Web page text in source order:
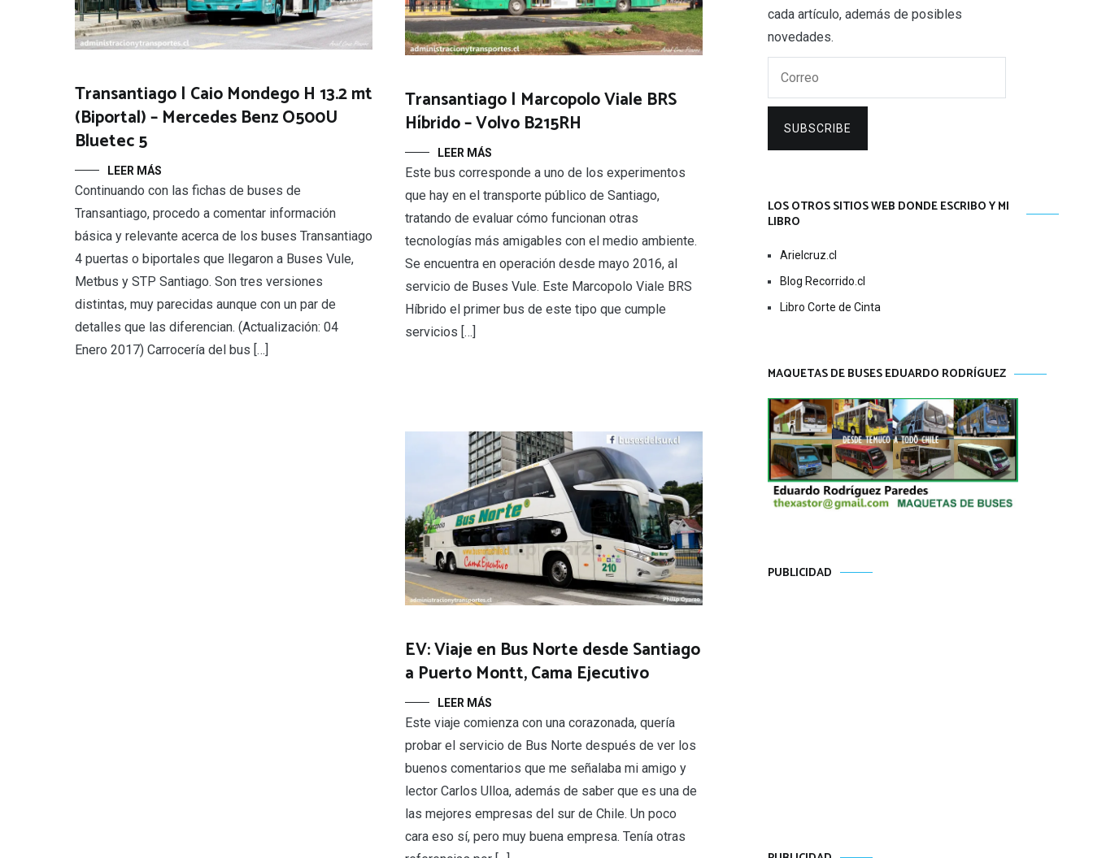
Transantiago | Caio Mondego H 13.2 mt
(Biportal) – Mercedes Benz O500U
Bluetec 5
LEER MÁS
Continuando con las fichas de buses de
Transantiago, procedo a comentar información
básica y relevante acerca de los buses Transantiago
4 puertas o biportales que llegaron a Buses Vule,
Metbus y STP Santiago. Son tres versiones
distintas, muy parecidas aunque con un par de
detalles que las diferencian. (Actualización: 04
Enero 2017) Carrocería del bus […]
Transantiago | Marcopolo Viale BRS
Híbrido – Volvo B215RH
LEER MÁS
Este bus corresponde a uno de los experimentos
que hay en el transporte público de Santiago,
tratando de evaluar cómo funcionan otras
tecnologías más amigables con el medio ambiente.
Se encuentra en operación desde mayo 2016, al
servicio de Buses Vule. Este Marcopolo Viale BRS
Híbrido el primer bus de este tipo que cumple
servicios […]
EV: Viaje en Bus Norte desde Santiago
a Puerto Montt, Cama Ejecutivo
LEER MÁS
Este viaje comienza con una corazonada, quería
probar el servicio de Bus Norte después de ver los
buenos comentarios que me señalaba mi amigo y
lector Carlos Ulloa, además de saber que es una de
las mejores empresas del sur de Chile. Un poco
cara eso sí, pero muy buena empresa. Tenía otras
cada artículo, además de posibles
novedades.
SUBSCRIBE
LOS OTROS SITIOS WEB DONDE ESCRIBO Y MI
LIBRO
Arielcruz.cl
Blog Recorrido.cl
Libro Corte de Cinta
MAQUETAS DE BUSES EDUARDO RODRÍGUEZ
PUBLICIDAD